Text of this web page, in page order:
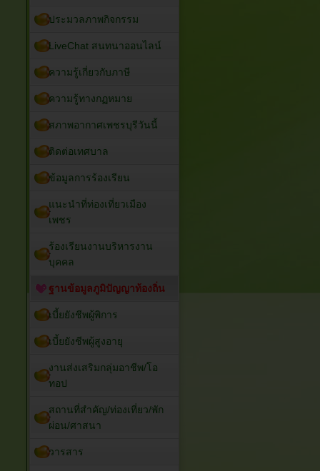
ประมวลภาพกิจกรรม
LiveChat สนทนาออนไลน์
ความรู้เกี่ยวกับภาษี
ความรู้ทางกฏหมาย
สภาพอากาศเพชรบุรีวันนี้
ติดต่อเทศบาล
ข้อมูลการร้องเรียน
แนะนำที่ท่องเที่ยวเมือง
เพชร
ร้องเรียนงานบริหารงาน
บุคคล
ฐานข้อมูลภูมิปัญญาท้องถิ่น
เบี้ยยังชีพผู้พิการ
เบี้ยยังชีพผู้สูงอายุ
งานส่งเสริมกลุ่มอาชีพ/โอ
ทอป
สถานที่สำคัญ/ท่องเที่ยว/พัก
ผ่อน/ศาสนา
วารสาร